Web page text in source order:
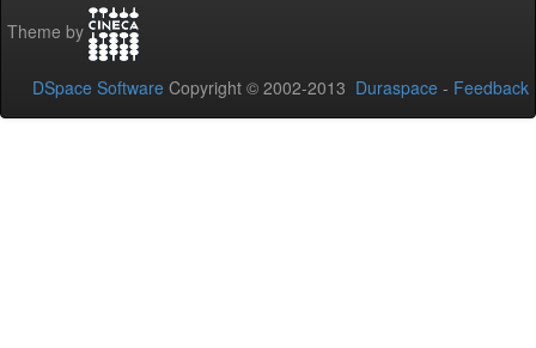
Theme by
DSpace Software Copyright © 2002-2013 Duraspace - Feedback